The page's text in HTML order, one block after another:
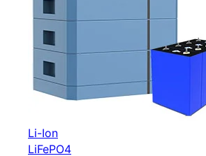
Li-Ion
LiFePO4